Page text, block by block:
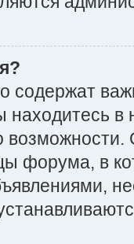
содержат
находитесь
возможности.
форума, в